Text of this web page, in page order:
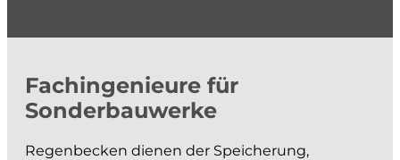
Gewässer und Naturgefahren
Landmanagement
projektieren und bauen
Fachingenieure für
Sonderbauwerke
Regenbecken dienen der Speicherung,